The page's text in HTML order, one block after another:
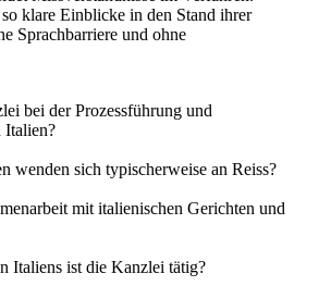
klare Einblicke in den Stand ihrer
Sprachbarriere und ohne
bei der Prozessführung und
Italien?
wenden sich typischerweise an Reiss?
mit italienischen Gerichten und
Italiens ist die Kanzlei tätig?